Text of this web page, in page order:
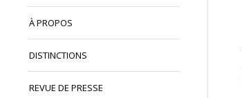
À PROPOS
DISTINCTIONS
REVUE DE PRESSE